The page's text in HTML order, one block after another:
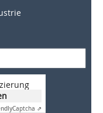
Captcha ⇗